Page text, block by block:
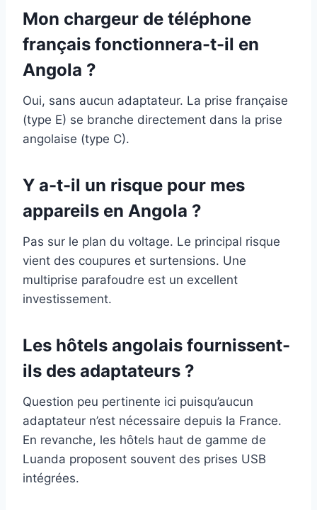
Mon chargeur de téléphone
français fonctionnera-t-il en
Angola ?
Oui, sans aucun adaptateur. La prise française
(type E) se branche directement dans la prise
angolaise (type C).
Y a-t-il un risque pour mes
appareils en Angola ?
Pas sur le plan du voltage. Le principal risque
vient des coupures et surtensions. Une
multiprise parafoudre est un excellent
investissement.
Les hôtels angolais fournissent-
ils des adaptateurs ?
Question peu pertinente ici puisqu’aucun
adaptateur n’est nécessaire depuis la France.
En revanche, les hôtels haut de gamme de
Luanda proposent souvent des prises USB
intégrées.